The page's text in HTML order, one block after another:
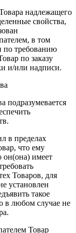
надлежащего
свойства,
в том
по требованию
по заказу
и/или надписи.
подразумевается
в пределах
что ему
он(она) имеет
Товаров, для
установлен
такое
в любом случае не
Товар